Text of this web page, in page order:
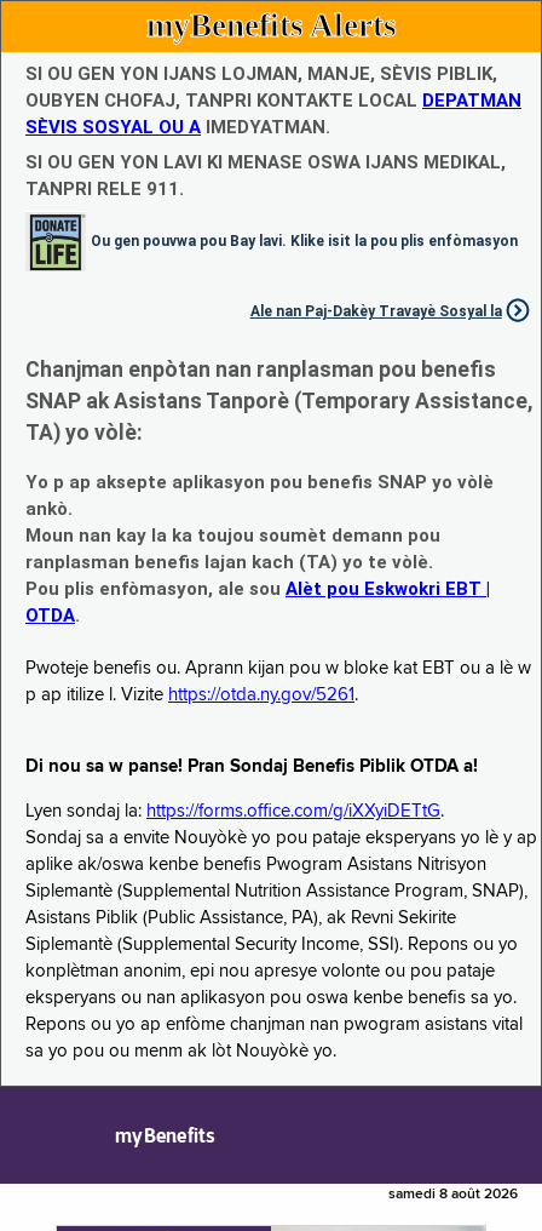
myBenefits Alerts
SI OU GEN YON IJANS LOJMAN, MANJE, SÈVIS PIBLIK,
OUBYEN CHOFAJ, TANPRI KONTAKTE LOCAL DEPATMAN
SÈVIS SOSYAL OU A IMEDYATMAN.
SI OU GEN YON LAVI KI MENASE OSWA IJANS MEDIKAL,
TANPRI RELE 911.
Ou gen pouvwa pou Bay lavi. Klike isit la pou plis enfòmasyon
Ale nan Paj-Dakèy Travayè Sosyal la
Chanjman enpòtan nan ranplasman pou benefis
SNAP ak Asistans Tanporè (Temporary Assistance,
TA) yo vòlè:
Yo p ap aksepte aplikasyon pou benefis SNAP yo vòlè
ankò.
Moun nan kay la ka toujou soumèt demann pou
ranplasman benefis lajan kach (TA) yo te vòlè.
Pou plis enfòmasyon, ale sou Alèt pou Eskwokri EBT |
OTDA.
Pwoteje benefis ou. Aprann kijan pou w bloke kat EBT ou a lè w
p ap itilize l. Vizite https://otda.ny.gov/5261 .
Di nou sa w panse! Pran Sondaj Benefis Piblik OTDA a!
Lyen sondaj la: https://forms.office.com/g/iXXyiDETtG.
Sondaj sa a envite Nouyòkè yo pou pataje eksperyans yo lè y ap
aplike ak/oswa kenbe benefis Pwogram Asistans Nitrisyon
Siplemantè (Supplemental Nutrition Assistance Program, SNAP),
Asistans Piblik (Public Assistance, PA), ak Revni Sekirite
Siplemantè (Supplemental Security Income, SSI). Repons ou yo
konplètman anonim, epi nou apresye volonte ou pou pataje
eksperyans ou nan aplikasyon pou oswa kenbe benefis sa yo.
Repons ou yo ap enfòme chanjman nan pwogram asistans vital
sa yo pou ou menm ak lòt Nouyòkè yo.
myBenefits
samedi 8 août 2026